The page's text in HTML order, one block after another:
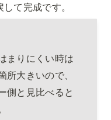
て完成です。
まりにくい時は
大きいので、
側と見比べると